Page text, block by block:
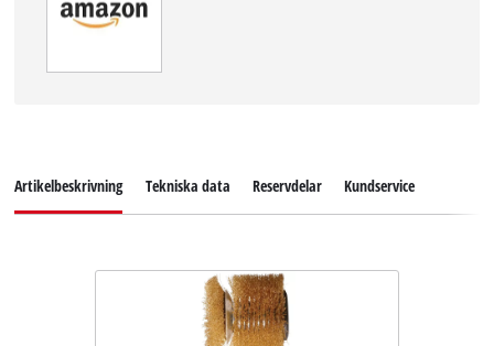
Artikelbeskrivning Tekniska data Reservdelar Kundservice